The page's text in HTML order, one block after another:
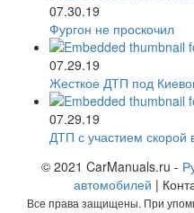
07.30.19
Фургон не проскочил
07.29.19
Жесткое ДТП под
07.29.19
ДТП с участием скорой
© 2021 CarManuals.ru -
автомобилей |
Все права защищены. При